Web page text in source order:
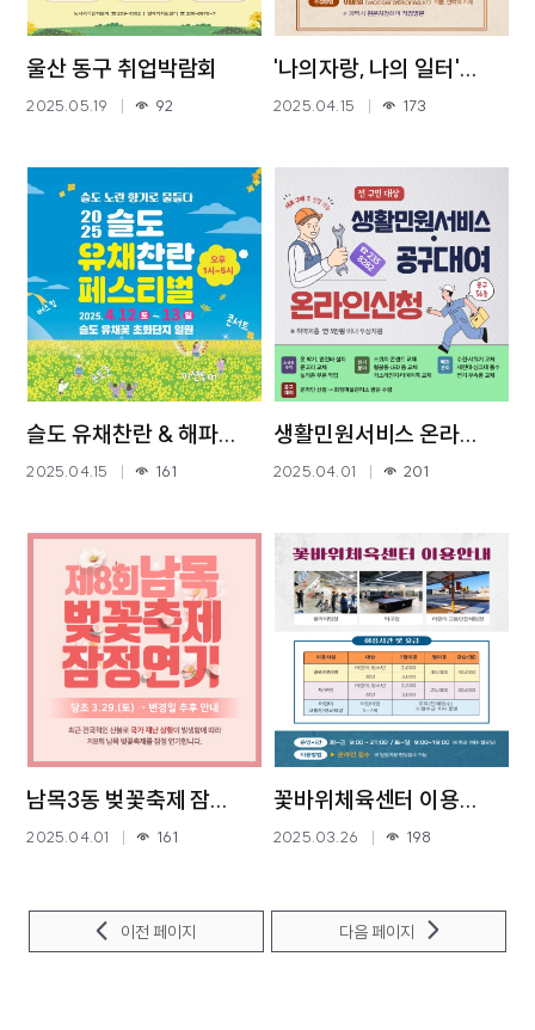
울산 동구 취업박람회
2025.05.19 92
'나의자랑, 나의 일터'...
2025.04.15 173
슬도 유채찬란 & 해파...
2025.04.15 161
생활민원서비스 온라...
2025.04.01 201
남목3동 벚꽃축제 잠...
2025.04.01 161
꽃바위체육센터 이용...
2025.03.26 198
이전 페이지 다음 페이지